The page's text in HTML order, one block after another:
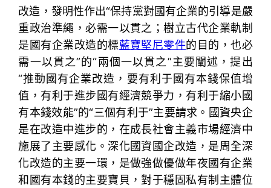
改造，發明性作出“保持黨對國有企業的引導是嚴
重政治準繩，必需一以貫之；樹立古代企業軌制
是國有企業改造的標藍寶堅尼零件的目的，也必
需一以貫之”的“兩個一以貫之”主要闡述，提出
“推動國有企業改造，要有利于國有本錢保值增
值，有利于進步國有經濟競爭力，有利于縮小國
有本錢效能”的“三個有利于”主要請求。國資央企
是在改造中進步的，在成長社會主義市場經濟中
施展了主要感化。深化國資國企改造，是周全深
化改造的主要一環，是做強做優做年夜國有企業
和國有本錢的主要寶貝，對于穩固私有制主體位